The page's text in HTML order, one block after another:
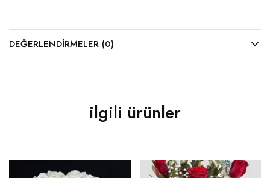
DEĞERLENDIRMELER (0)
ilgili ürünler